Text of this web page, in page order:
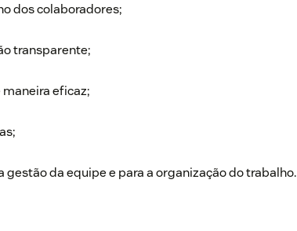
dos colaboradores;
transparente;
eficaz;
gestão da equipe e para a organização do trabalho.